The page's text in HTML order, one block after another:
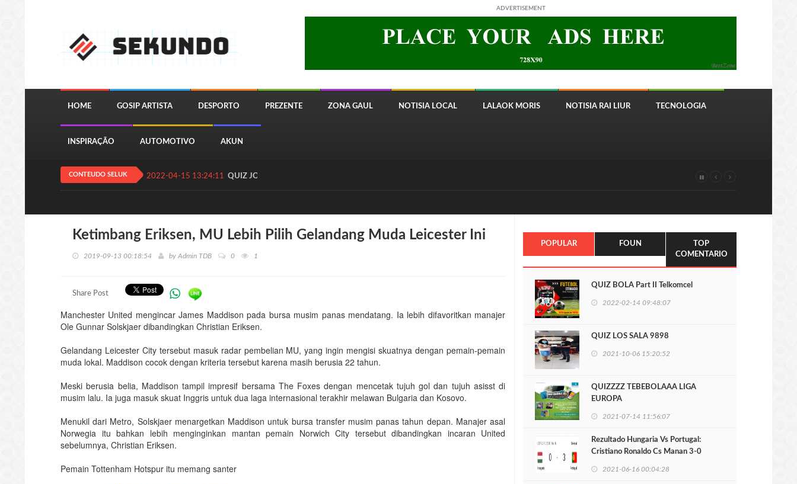
ADVERTISEMENT
HOME GOSIP ARTISTA DESPORTO PREZENTE ZONA GAUL NOTISIA LOCAL LALAOK MORIS NOTISIA RAI LIUR TECNOLOGIA
INSPIRAÇÃO AUTOMOTIVO AKUN
CONTEUDO SELUK 2022-04-15 13:24:11 QUIZ JOGA 8820 Timor Telecom
Ketimbang Eriksen, MU Lebih Pilih Gelandang Muda Leicester Ini
2019-09-13 00:18:54 by Admin TDB 0 1
Share Post
Manchester United mengincar James Maddison pada bursa musim panas mendatang. Ia lebih difavoritkan manajer
Ole Gunnar Solskjaer dibandingkan Christian Eriksen.
Gelandang Leicester City tersebut masuk radar pembelian MU, yang ingin mengisi skuatnya dengan pemain-pemain
muda lokal. Maddison cocok dengan kriteria tersebut karena masih berusia 22 tahun.
Meski berusia belia, Maddison tampil impresif bersama The Foxes dengan mencetak tujuh gol dan tujuh asisst di
musim lalu. Ia juga masuk skuat Inggris untuk dua laga internasional terakhir melawan Bulgaria dan Kosovo.
Menukil dari Metro, Solskjaer menargetkan Maddison untuk bursa transfer musim panas tahun depan. Manajer asal
Norwegia itu bahkan lebih menginginkan mantan pemain Norwich City tersebut dibandingkan incaran United
sebelumnya, Christian Eriksen.
Pemain Tottenham Hotspur itu memang santer
POPULAR FOUN
TOP
COMENTARIO
QUIZ BOLA Part II Telkomcel
2022-02-14 09:48:07
QUIZ LOS SALA 9898
2021-10-06 15:20:52
QUIZZZZ TEBEBOLAAA LIGA
EUROPA
2021-07-14 11:56:07
Rezultado Hungaria Vs Portugal:
Cristiano Ronaldo Cs Manan 3-0
2021-06-16 00:04:28